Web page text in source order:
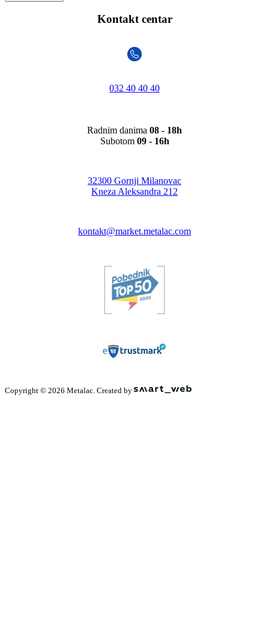
Kontakt centar
032 40 40 40
Radnim danima 08 - 18h
Subotom 09 - 16h
32300 Gornji Milanovac
Kneza Aleksandra 212
kontakt@market.metalac.com
Copyright © 2026 Metalac. Created by